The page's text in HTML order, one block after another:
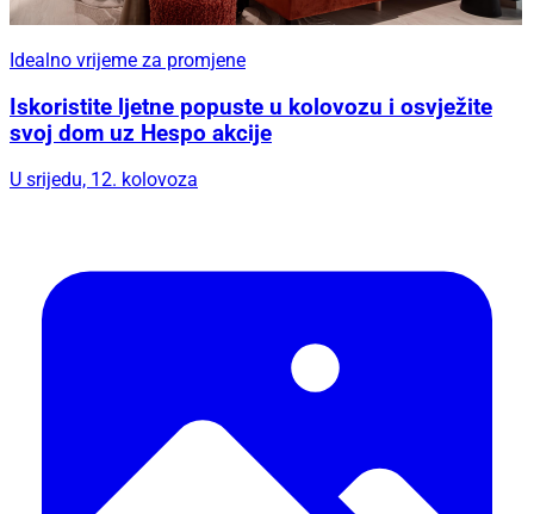
Idealno vrijeme za promjene
Iskoristite ljetne popuste u kolovozu i osvježite
svoj dom uz Hespo akcije
U srijedu, 12. kolovoza